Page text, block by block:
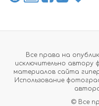
Все права на
исключительно автору
материалов сайта
Использование
© Все